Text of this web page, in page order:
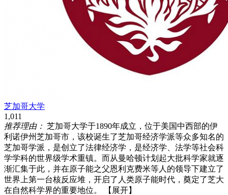
芝加哥大学
1,011
推荐理由： 芝加哥大学于1890年成立，位于美国中西部的伊
利诺伊州芝加哥市，该校诞生了芝加哥经济学派等众多知名的
芝加哥学派，是创立了法律经济学，是经济学、法学等社会科
学学科的世界级学术重镇。而从曼哈顿计划起大批科学家就逐
渐汇集于此，并在原子能之父恩利克费米等人的领导下建立了
世界上第一台核反应堆，开启了人类原子能时代，奠定了芝大
在自然科学界的重要地位。
【展开】